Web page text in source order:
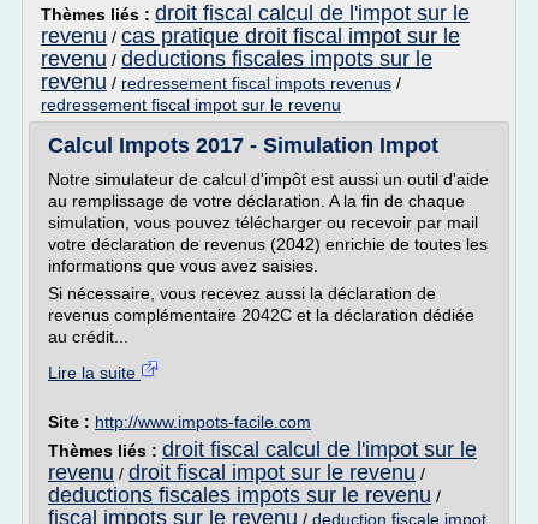
Thèmes liés : droit fiscal calcul de l'impot sur le
revenu / cas pratique droit fiscal impot sur le
revenu / deductions fiscales impots sur le
revenu / redressement fiscal impots revenus /
redressement fiscal impot sur le revenu
Calcul Impots 2017 - Simulation Impot
Notre simulateur de calcul d'impôt est aussi un outil d'aide
au remplissage de votre déclaration. A la fin de chaque
simulation, vous pouvez télécharger ou recevoir par mail
votre déclaration de revenus (2042) enrichie de toutes les
informations que vous avez saisies.
Si nécessaire, vous recevez aussi la déclaration de
revenus complémentaire 2042C et la déclaration dédiée
au crédit...
Lire la suite
Site : http://www.impots-facile.com
Thèmes liés : droit fiscal calcul de l'impot sur le
revenu / droit fiscal impot sur le revenu /
deductions fiscales impots sur le revenu /
fiscal impots sur le revenu / deduction fiscale impot